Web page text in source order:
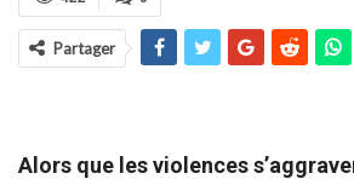
Partager
Alors que les violences